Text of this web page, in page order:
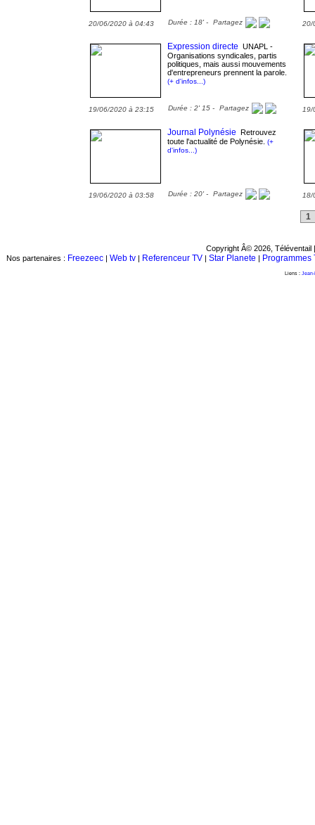
20/06/2020 à 04:43 Durée : 18' - Partagez 20/
Expression directe UNAPL -
Organisations syndicales, partis
politiques, mais aussi mouvements
d'entrepreneurs prennent la parole.
(+ d'infos...)
19/06/2020 à 23:15 Durée : 2' 15 - Partagez 19/
Journal Polynésie Retrouvez
toute l'actualité de Polynésie. (+
d'infos...)
19/06/2020 à 03:58 Durée : 20' - Partagez 18/
1
Copyright Â© 2026, Téléventail
Nos partenaires : Freezeec| Web tv| Referenceur TV| Star Planete | Programmes
Liens :